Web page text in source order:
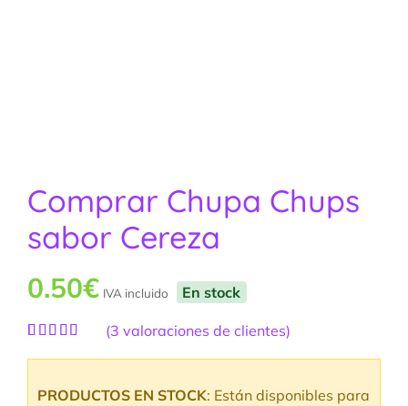
Comprar Chupa Chups
sabor Cereza
0.50€ IVA incluido En stock
valoraciones
(3 valoraciones de clientes)
PRODUCTOS EN STOCK: Están disponibles para